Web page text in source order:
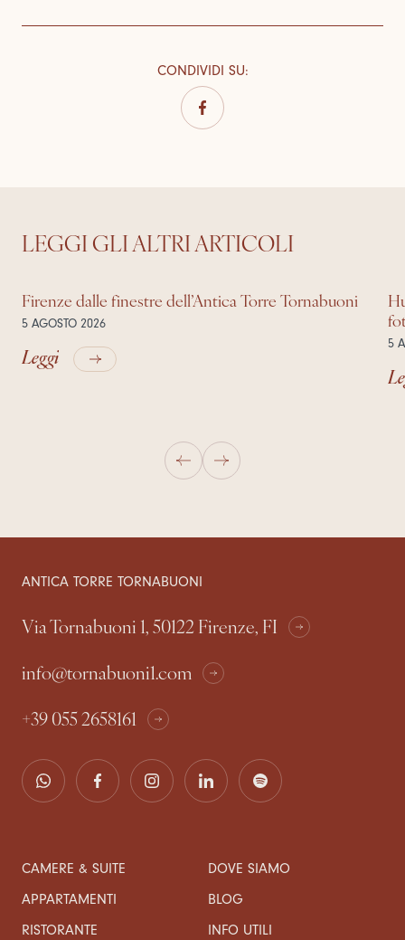
CONDIVIDI SU:
LEGGI GLI ALTRI ARTICOLI
Firenze dalle finestre dell’Antica Torre Tornabuoni
5 AGOSTO 2026
Leggi 5
ANTICA TORRE TORNABUONI
Via Tornabuoni 1, 50122 Firenze, FI
info@tornabuoni1.com
+39 055 2658161
CAMERE & SUITE
APPARTAMENTI
RISTORANTE
DOVE SIAMO
BLOG
INFO UTILI